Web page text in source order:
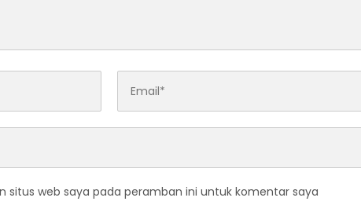
situs web saya pada peramban ini untuk komentar saya